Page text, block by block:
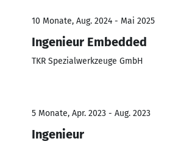
10 Monate, Aug. 2024 - Mai 2025
Ingenieur Embedded
TKR Spezialwerkzeuge GmbH
5 Monate, Apr. 2023 - Aug. 2023
Ingenieur